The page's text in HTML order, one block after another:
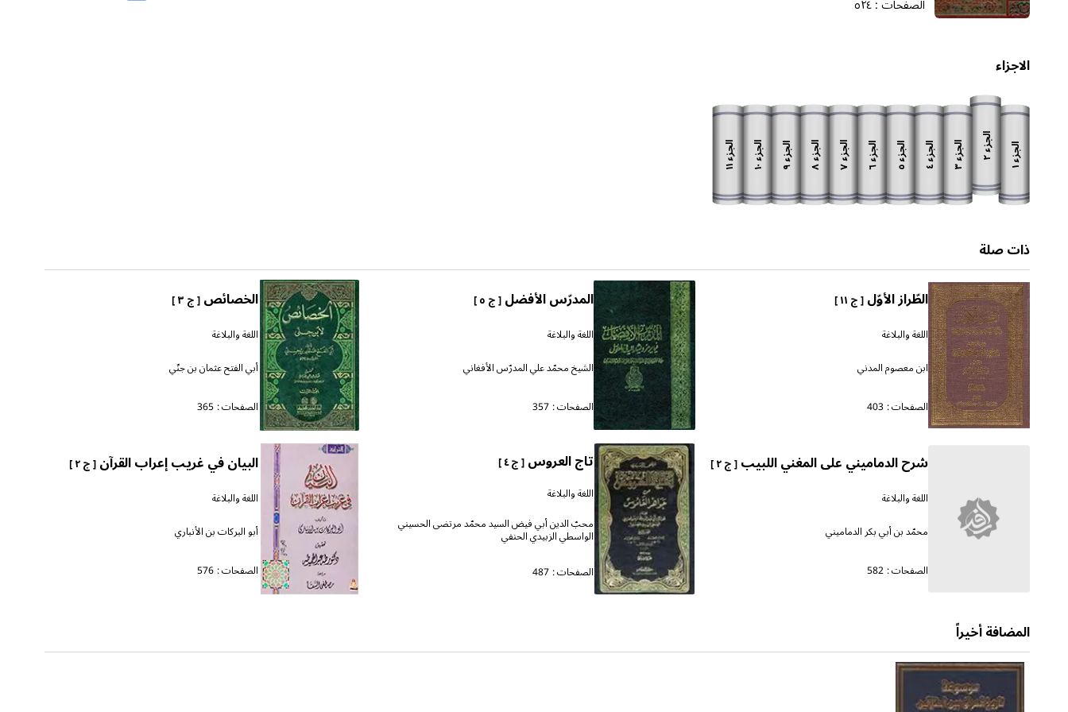
الصفحات :٥٢٤
الاجزاء
الجزء
١
الجزء
٢ الجزء
٣
الجزء
٤
الجزء
٥
الجزء
٦
الجزء
٧
الجزء
٨
الجزء
٩
الجزء
١٠
الجزء
١١
ذات صلة
الطّراز الأوّل[ ج ١١ ]
اللغة والبلاغة
ابن معصوم المدني
الصفحات : 403
المدرّس الأفضل[ ج ٥ ]
اللغة والبلاغة
الشيخ محمّد علي المدرّس الأفغاني
الصفحات : 357
الخصائص[ ج ٣ ]
اللغة والبلاغة
أبي الفتح عثمان بن جنّي
الصفحات : 365
شرح الدماميني على المغني اللبيب[ ج ٢ ]
اللغة والبلاغة
محمّد بن أبي بكر الدماميني
الصفحات : 582
تاج العروس[ ج ٤ ]
اللغة والبلاغة
محبّ الدين أبي فيض السيد محمّد مرتضى الحسيني
الواسطي الزبيدي الحنفي
الصفحات : 487
البيان في غريب إعراب القرآن[ ج ٢ ]
اللغة والبلاغة
أبو البركات بن الأنباري
الصفحات : 576
المضافة أخيراً